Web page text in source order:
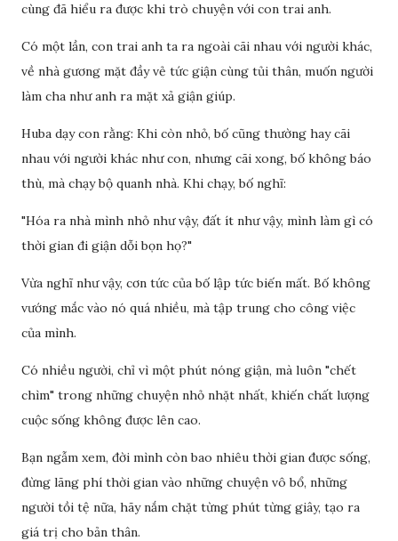
cùng đã hiểu ra được khi trò chuyện với con trai anh.
Có một lần, con trai anh ta ra ngoài cãi nhau với người khác,
về nhà gương mặt đầy vẻ tức giận cùng tủi thân, muốn người
làm cha như anh ra mặt xả giận giúp.
Huba dạy con rằng: Khi còn nhỏ, bố cũng thường hay cãi
nhau với người khác như con, nhưng cãi xong, bố không báo
thù, mà chạy bộ quanh nhà. Khi chạy, bố nghĩ:
"Hóa ra nhà mình nhỏ như vậy, đất ít như vậy, mình làm gì có
thời gian đi giận dỗi bọn họ?"
Vừa nghĩ như vậy, cơn tức của bố lập tức biến mất. Bố không
vướng mắc vào nó quá nhiều, mà tập trung cho công việc
của mình.
Có nhiều người, chỉ vì một phút nóng giận, mà luôn "chết
chìm" trong những chuyện nhỏ nhặt nhất, khiến chất lượng
cuộc sống không được lên cao.
Bạn ngẫm xem, đời mình còn bao nhiêu thời gian được sống,
đừng lãng phí thời gian vào những chuyện vô bổ, những
người tồi tệ nữa, hãy nắm chặt từng phút từng giây, tạo ra
giá trị cho bản thân.